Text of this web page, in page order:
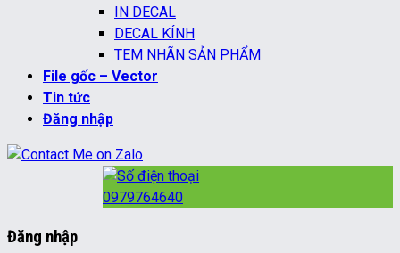
IN DECAL
DECAL KÍNH
TEM NHÃN SẢN PHẨM
File gốc – Vector
Tin tức
Đăng nhập
0979764640
Đăng nhập